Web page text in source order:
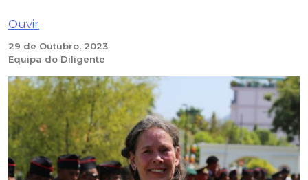
Ouvir
29 de Outubro, 2023
Equipa do Diligente